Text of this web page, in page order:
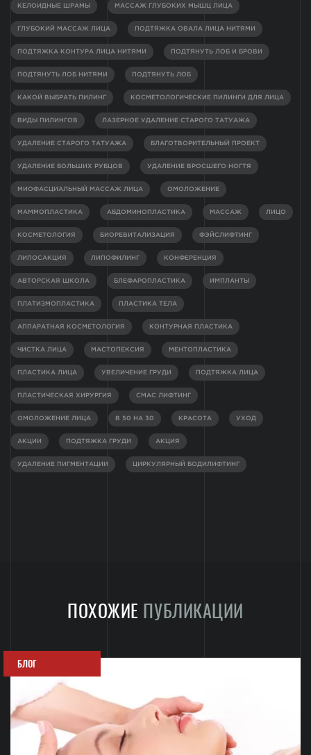
КЕЛОИДНЫЕ ШРАМЫ МАССАЖ ГЛУБОКИХ МЫШЦ ЛИЦА
ГЛУБОКИЙ МАССАЖ ЛИЦА ПОДТЯЖКА ОВАЛА ЛИЦА НИТЯМИ
ПОДТЯЖКА КОНТУРА ЛИЦА НИТЯМИ ПОДТЯНУТЬ ЛОБ И БРОВИ
ПОДТЯНУТЬ ЛОБ НИТЯМИ ПОДТЯНУТЬ ЛОБ
КАКОЙ ВЫБРАТЬ ПИЛИНГ КОСМЕТОЛОГИЧЕСКИЕ ПИЛИНГИ ДЛЯ ЛИЦА
ВИДЫ ПИЛИНГОВ ЛАЗЕРНОЕ УДАЛЕНИЕ СТАРОГО ТАТУАЖА
УДАЛЕНИЕ СТАРОГО ТАТУАЖА БЛАГОТВОРИТЕЛЬНЫЙ ПРОЕКТ
УДАЛЕНИЕ БОЛЬШИХ РУБЦОВ УДАЛЕНИЕ ВРОСШЕГО НОГТЯ
МИОФАСЦИАЛЬНЫЙ МАССАЖ ЛИЦА ОМОЛОЖЕНИЕ
МАММОПЛАСТИКА АБДОМИНОПЛАСТИКА МАССАЖ ЛИЦО
КОСМЕТОЛОГИЯ БИОРЕВИТАЛИЗАЦИЯ ФЭЙСЛИФТИНГ
ЛИПОСАКЦИЯ ЛИПОФИЛИНГ КОНФЕРЕНЦИЯ
АВТОРСКАЯ ШКОЛА БЛЕФАРОПЛАСТИКА ИМПЛАНТЫ
ПЛАТИЗМОПЛАСТИКА ПЛАСТИКА ТЕЛА
АППАРАТНАЯ КОСМЕТОЛОГИЯ КОНТУРНАЯ ПЛАСТИКА
ЧИСТКА ЛИЦА МАСТОПЕКСИЯ МЕНТОПЛАСТИКА
ПЛАСТИКА ЛИЦА УВЕЛИЧЕНИЕ ГРУДИ ПОДТЯЖКА ЛИЦА
ПЛАСТИЧЕСКАЯ ХИРУРГИЯ СМАС ЛИФТИНГ
ОМОЛОЖЕНИЕ ЛИЦА В 50 НА 30 КРАСОТА УХОД
АКЦИИ ПОДТЯЖКА ГРУДИ АКЦИЯ
УДАЛЕНИЕ ПИГМЕНТАЦИИ ЦИРКУЛЯРНЫЙ БОДИЛИФТИНГ
ПОХОЖИЕ ПУБЛИКАЦИИ
БЛОГ